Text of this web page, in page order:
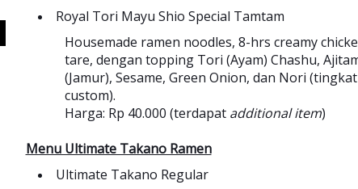
Royal Tori Mayu Shio Special Tamtam
Housemade ramen noodles, 8-hrs creamy
tare, dengan topping Tori (Ayam) Chashu,
(Jamur), Sesame, Green Onion, dan Nori
custom).
Harga: Rp 40.000 (terdapat additional item)
Menu Ultimate Takano Ramen
Ultimate Takano Regular